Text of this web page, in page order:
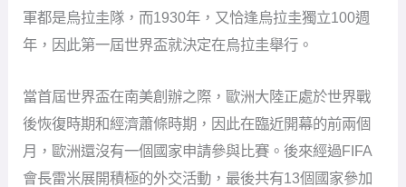
軍都是烏拉圭隊，而1930年，又恰逢烏拉圭獨立100週
年，因此第一屆世界盃就決定在烏拉圭舉行。
當首屆世界盃在南美創辦之際，歐洲大陸正處於世界戰
後恢復時期和經濟蕭條時期，因此在臨近開幕的前兩個
月，歐洲還沒有一個國家申請參與比賽。後來經過FIFA
會長雷米展開積極的外交活動，最後共有13個國家參加